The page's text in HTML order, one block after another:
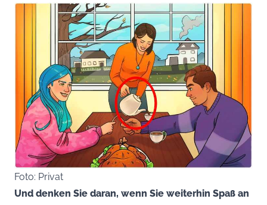
Foto: Privat
Und denken Sie daran, wenn Sie weiterhin Spaß an